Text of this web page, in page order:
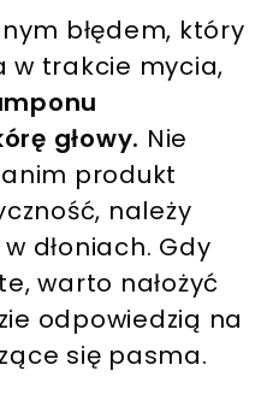
błędem, który
w trakcie mycia,
głowy. Nie
produkt
należy
dłoniach. Gdy
warto nałożyć
odpowiedzią na
się pasma.